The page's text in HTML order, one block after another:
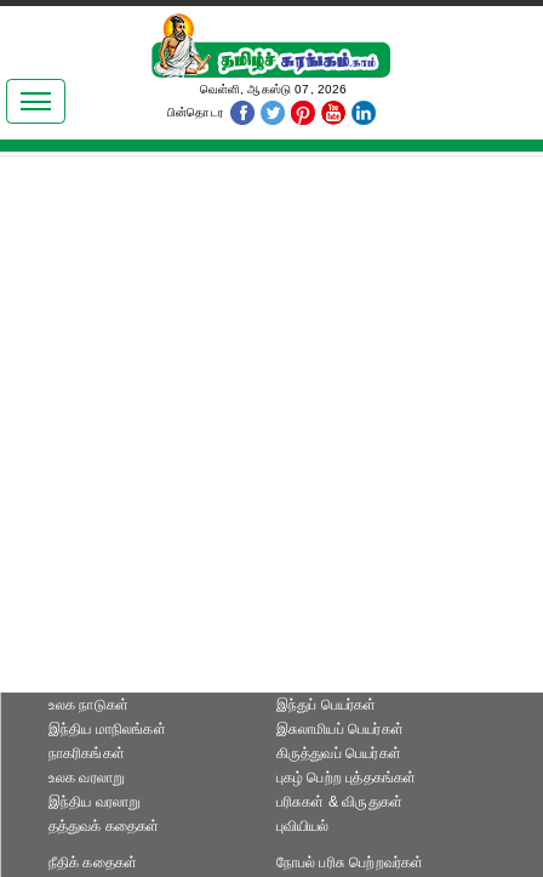
இலக்கியங்கள்
தமிழ் உலகம்
வெள்ளி, ஆகஸ்டு 07, 2026
பின்தொடர
உலக நாடுகள்
இந்திய மாநிலங்கள்
நாகரிகங்கள்
இந்துப் பெயர்கள்
இசுலாமியப் பெயர்கள்
கிருத்துவப் பெயர்கள்
உலக வரலாறு
இந்திய வரலாறு
தத்துவக் கதைகள்
புகழ் பெற்ற புத்தகங்கள்
பரிசுகள் & விருதுகள்
புவியியல்
நீதிக் கதைகள்
நோபல் பரிசு‎ பெற்றவர்‎கள்